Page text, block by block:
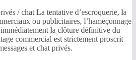
/ chat La tentative d’escroquerie, la
ou publicitaires, l’hameçonnage
la clôture définitive du
commercial est strictement proscrit
et chat privés.